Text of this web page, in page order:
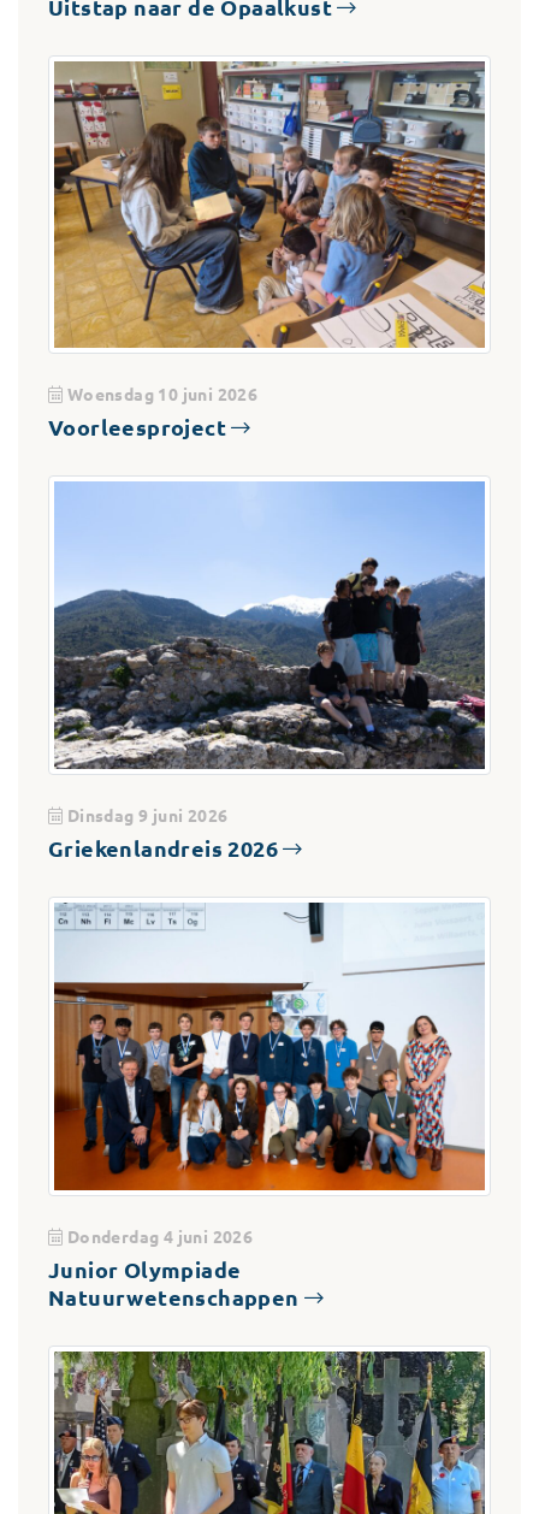
Uitstap naar de Opaalkust
Woensdag 10 juni 2026
Voorleesproject
Dinsdag 9 juni 2026
Griekenlandreis 2026
Donderdag 4 juni 2026
Junior Olympiade
Natuurwetenschappen